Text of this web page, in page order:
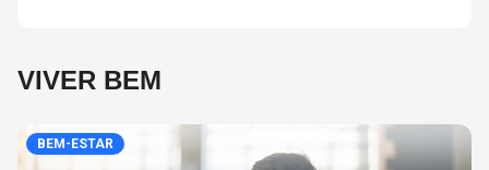
VIVER BEM
BEM-ESTAR